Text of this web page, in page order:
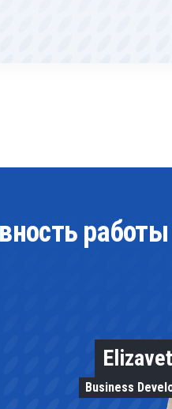
работы
Business